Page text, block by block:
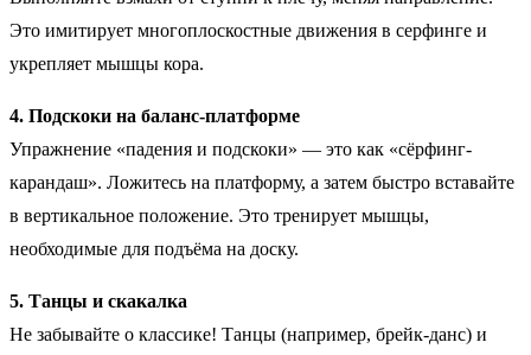
Это имитирует многоплоскостные движения в серфинге и
укрепляет мышцы кора.
4. Подскоки на баланс-платформе
Упражнение «падения и подскоки» — это как «сёрфинг-
карандаш». Ложитесь на платформу, а затем быстро вставайте
в вертикальное положение. Это тренирует мышцы,
необходимые для подъёма на доску.
5. Танцы и скакалка
Не забывайте о классике! Танцы (например, брейк-данс) и